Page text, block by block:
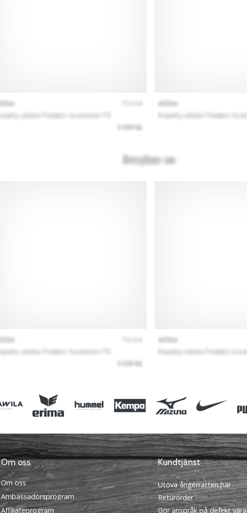
Om oss
Om oss
Ambassadörsprogram
Affiliateprogram
Kundtjänst
Utöva ångerrätten här
Returorder
Gör anspråk på defekt vara